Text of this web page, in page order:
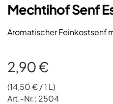
Mechtihof Senf
Aromatischer Feinkostsenf
2,90€
(14,50€/ 1 L)
Art.-Nr.: 2504